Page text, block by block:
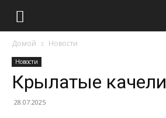
Домой Новости
Новости
Крылатые качели
28.07.2025